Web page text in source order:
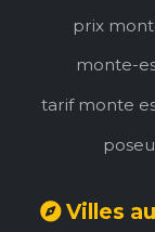
prix
monte-
tarif monte
Villes